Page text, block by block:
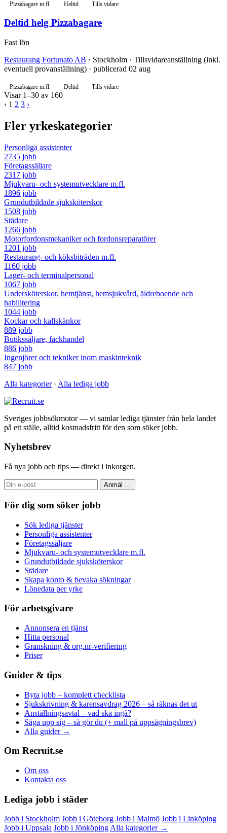
Pizzabagare m.fl. Heltid Tills vidare
Deltid helg Pizzabagare
Fast lön
Restaurang Fortunato AB · Stockholm · Tillsvidareanställning (inkl.
eventuell provanställning) · publicerad 02 aug
Pizzabagare m.fl. Deltid Tills vidare
Visar 1–30 av 160
‹ 1 2 3 ›
Fler yrkeskategorier
Personliga assistenter
2735 jobb
Företagssäljare
2317 jobb
Mjukvaru- och systemutvecklare m.fl.
1896 jobb
Grundutbildade sjuksköterskor
1508 jobb
Städare
1266 jobb
Motorfordonsmekaniker och fordonsreparatörer
1201 jobb
Restaurang- och köksbiträden m.fl.
1160 jobb
Lager- och terminalpersonal
1067 jobb
Undersköterskor, hemtjänst, hemsjukvård, äldreboende och
habilitering
1044 jobb
Kockar och kallskänkor
889 jobb
Butikssäljare, fackhandel
886 jobb
Ingenjörer och tekniker inom maskinteknik
847 jobb
Alla kategorier· Alla lediga jobb
Sveriges jobbsökmotor — vi samlar lediga tjänster från hela landet
på ett ställe, alltid kostnadsfritt för den som söker jobb.
Nyhetsbrev
Få nya jobb och tips — direkt i inkorgen.
Anmäl …
För dig som söker jobb
Sök lediga tjänster
Personliga assistenter
Företagssäljare
Mjukvaru- och systemutvecklare m.fl.
Grundutbildade sjuksköterskor
Städare
Skapa konto & bevaka sökningar
Lönedata per yrke
För arbetsgivare
Annonsera en tjänst
Hitta personal
Granskning & org.nr-verifiering
Priser
Guider & tips
Byta jobb – komplett checklista
Sjukskrivning & karensavdrag 2026 – så räknas det ut
Anställningsavtal – vad ska ingå?
Säga upp sig – så gör du (+ mall på uppsägningsbrev)
Alla guider →
Om Recruit.se
Om oss
Kontakta oss
Lediga jobb i städer
Jobb i Stockholm Jobb i Göteborg Jobb i Malmö Jobb i Linköping
Jobb i Uppsala Jobb i Jönköping Alla kategorier →